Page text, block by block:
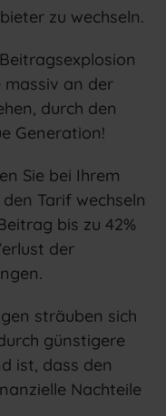
zu wechseln.
massiv an der
durch den
Generation!
Sie bei Ihrem
Tarif wechseln
bis zu 42%
der
sträuben sich
günstigere
ist, dass den
Nachteile